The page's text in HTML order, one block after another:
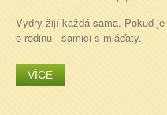
Vydry žijí každá sama. Pokud
o rodinu - samici s mláďaty.
VÍCE